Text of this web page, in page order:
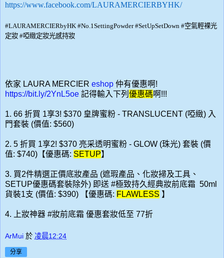
https://www.facebook.com/LAURAMERCIERBYHK/
#LAURAMERCIERbyHK #No.1SettingPowder #SetUpSetDown #空氣輕裸光
定妝 #啞緻定妝光感持妝
依家 LAURA MERCIER eshop 仲有優惠啊!
https://bit.ly/2YnL5oe 記得輸入下列 優惠碼啊!!!
1. 66 折買 1享3! $370 皇牌蜜粉 - TRANSLUCENT (啞緻) 入
門套裝 (價值: $560)
2. 5 折買 1享2! $370 亮采透明蜜粉 - GLOW (珠光) 套裝 (價
值: $740)【優惠碼: SETUP】
3. 買2件精選正價底妝產品 (遮瑕產品、化妝掃及工具、
SETUP優惠碼套裝除外) 即送 #極致持久經典妝前底霜 50ml
貨裝1支 (價值: $390) 【優惠碼: FLAWLESS 】
4. 上妝神器 #妝前底霜 優惠套妝低至 77折
ArMui 於 凌晨12:24
分享